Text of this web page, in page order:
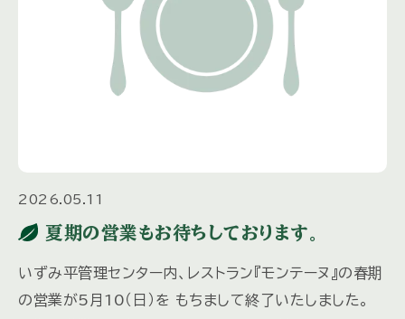
2026.05.11
夏期の営業もお待ちしております。
いずみ平管理センター内、レストラン『モンテーヌ』の春期
の営業が5月10（日）を もちまして終了いたしました。